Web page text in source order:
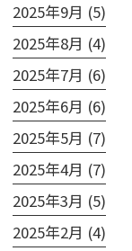
2025年9月 (5)
2025年8月 (4)
2025年7月 (6)
2025年6月 (6)
2025年5月 (7)
2025年4月 (7)
2025年3月 (5)
2025年2月 (4)